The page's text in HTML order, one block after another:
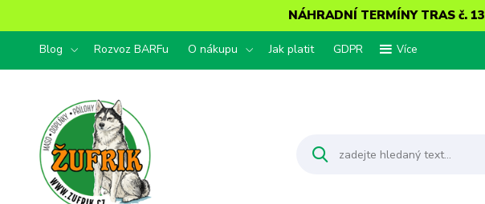
NÁHRADNÍ TERMÍNY TRAS č.
Blog Rozvoz BARFu O nákupu Jak platit GDPR Více